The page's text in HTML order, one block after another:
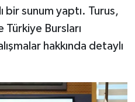
bir sunum yaptı. Turus,
Türkiye Bursları
hakkında detaylı